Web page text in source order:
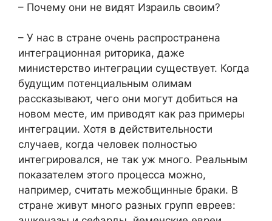
– Почему они не видят Израиль своим?
– У нас в стране очень распространена
интеграционная риторика, даже
министерство интеграции существует. Когда
будущим потенциальным олимам
рассказывают, чего они могут добиться на
новом месте, им приводят как раз примеры
интеграции. Хотя в действительности
случаев, когда человек полностью
интегрировался, не так уж много. Реальным
показателем этого процесса можно,
например, считать межобщинные браки. В
стране живут много разных групп евреев: